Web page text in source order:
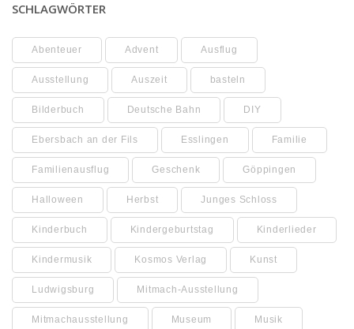
SCHLAGWÖRTER
Abenteuer Advent Ausflug
Ausstellung Auszeit basteln
Bilderbuch Deutsche Bahn DIY
Ebersbach an der Fils Esslingen Familie
Familienausflug Geschenk Göppingen
Halloween Herbst Junges Schloss
Kinderbuch Kindergeburtstag Kinderlieder
Kindermusik Kosmos Verlag Kunst
Ludwigsburg Mitmach-Ausstellung
Mitmachausstellung Museum Musik